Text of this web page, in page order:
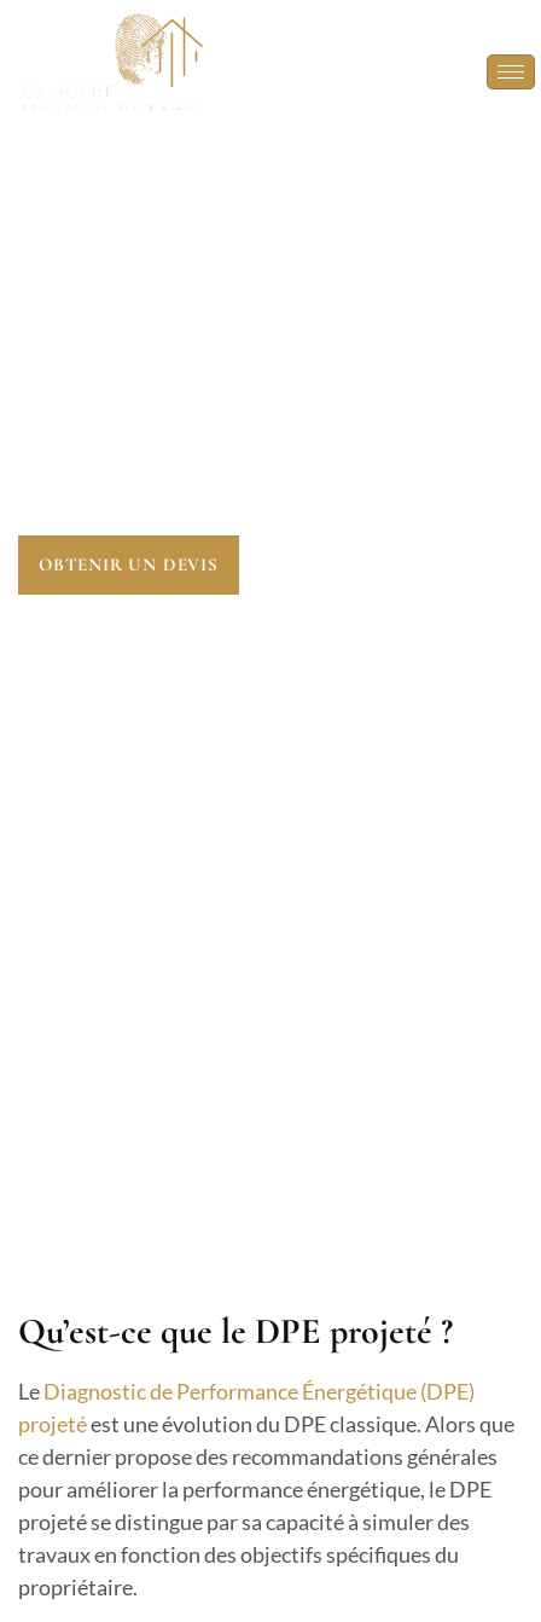
OBTENIR UN DEVIS
Qu’est-ce que le DPE projeté ?
LeDiagnostic de Performance Énergétique (DPE)
projetéest une évolution du DPE classique. Alors que
ce dernier propose des recommandations générales
pour améliorer la performance énergétique, le DPE
projeté se distingue par sa capacité à simuler des
travaux en fonction des objectifs spécifiques du
propriétaire.